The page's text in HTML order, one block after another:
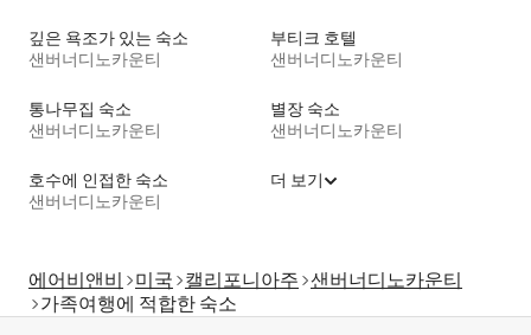
깊은 욕조가 있는 숙소
샌버너디노카운티
부티크 호텔
샌버너디노카운티
통나무집 숙소
샌버너디노카운티
별장 숙소
샌버너디노카운티
호수에 인접한 숙소
샌버너디노카운티
더 보기
에어비앤비 미국 캘리포니아주 샌버너디노카운티
가족여행에 적합한 숙소